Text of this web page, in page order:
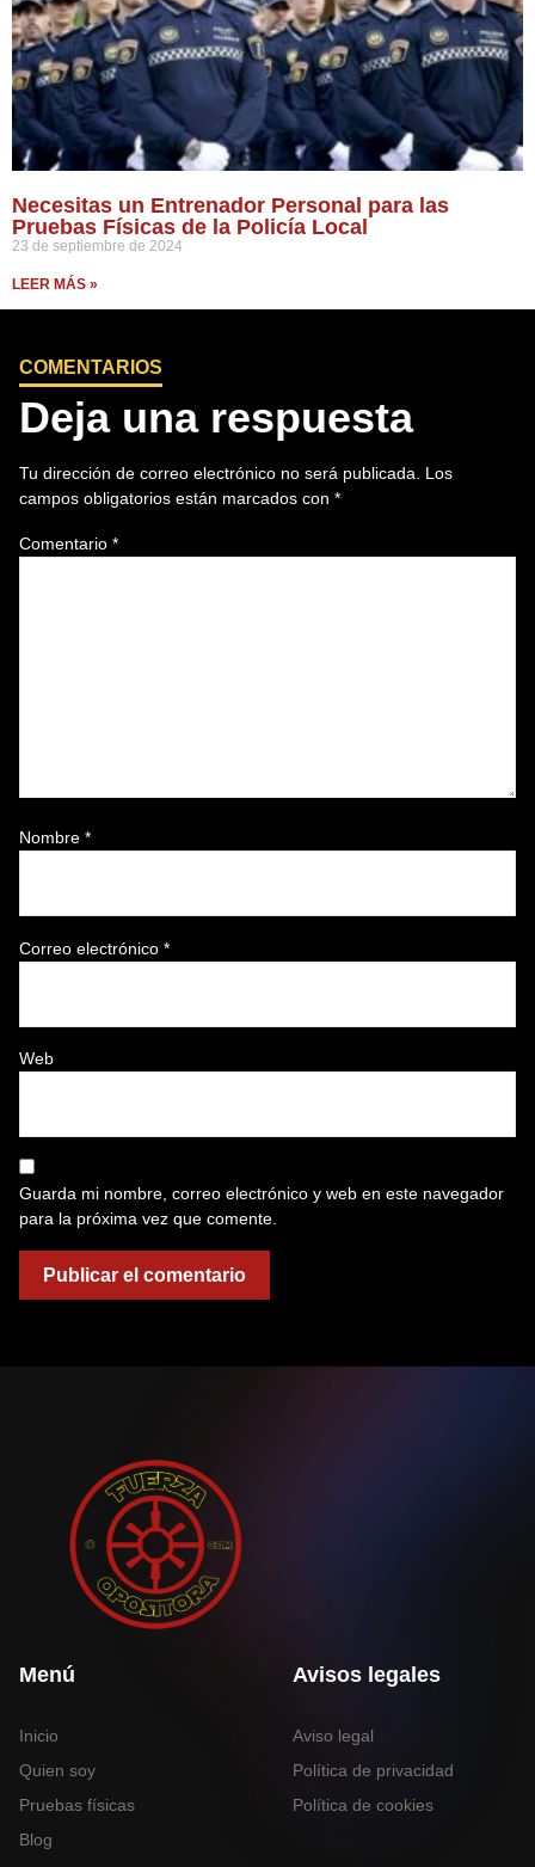
Necesitas un Entrenador Personal para las
Pruebas Físicas de la Policía Local
23 de septiembre de 2024
LEER MÁS »
COMENTARIOS
Deja una respuesta
Tu dirección de correo electrónico no será publicada. Los
campos obligatorios están marcados con *
Comentario *
Nombre *
Correo electrónico *
Web
Guarda mi nombre, correo electrónico y web en este navegador
para la próxima vez que comente.
Menú
Inicio
Quien soy
Pruebas físicas
Blog
Avisos legales
Aviso legal
Política de privacidad
Política de cookies